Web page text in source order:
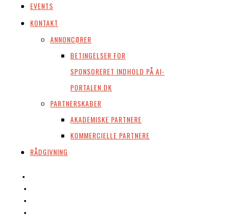
EVENTS
KONTAKT
ANNONCØRER
BETINGELSER FOR
SPONSORERET INDHOLD PÅ AI-
PORTALEN.DK
PARTNERSKABER
AKADEMISKE PARTNERE
KOMMERCIELLE PARTNERE
RÅDGIVNING